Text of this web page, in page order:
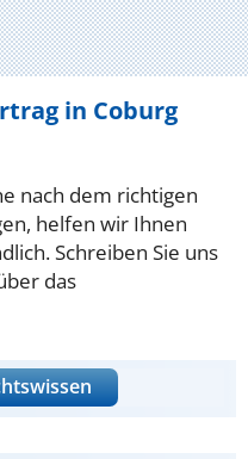
in Coburg
nach dem richtigen
helfen wir Ihnen
Schreiben Sie uns
das